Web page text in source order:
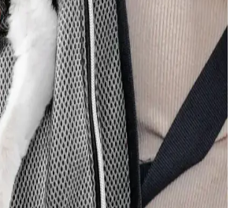
güvenliğini sağlayan ve evde düzeni
olup, farklı malzemeler ve kullanım
kısıtlamadan güvenliği sağlar.
Ekonomik ve Güvenilir
Üretilen Ürünler
kedi mamaları uygun fiyatlı ve kaliteli
ihtiyaçlarına uygun ürünleri seçmek için
dikkat edin.
Azaltmak İçin Etkili İlaçlar ve